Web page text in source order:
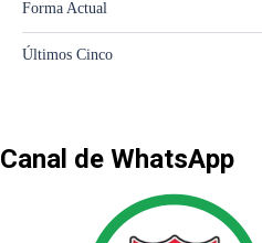
Canal de WhatsApp